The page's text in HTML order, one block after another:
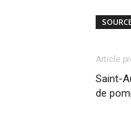
Article
Saint-
de